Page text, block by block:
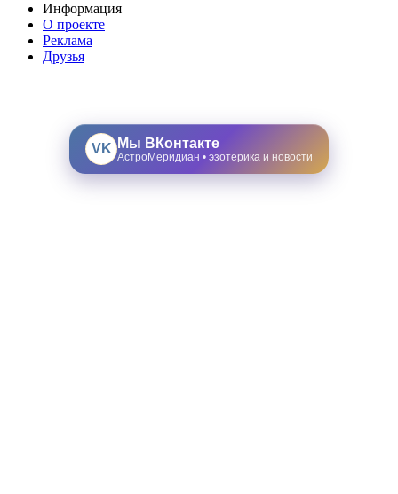
Информация
О проекте
Реклама
Друзья
VK Мы ВКонтакте
АстроМеридиан • эзотерика и новости